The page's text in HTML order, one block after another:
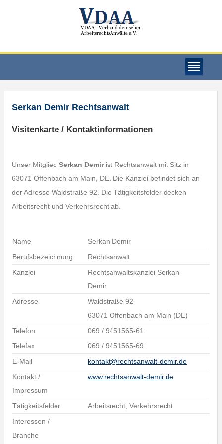
Serkan Demir Rechtsanwalt
Visitenkarte / Kontaktinformationen
Unser Mitglied Serkan Demirist Rechtsanwalt mit Sitz in
63071 Offenbach am Main, DE. Die Kanzlei befindet sich an
der Adresse Waldstraße 92. Die Tätigkeitsfelder decken
Arbeitsrecht und Verkehrsrecht ab.
Name
Serkan Demir
Berufsbezeichnung
Rechtsanwalt
Kanzlei
Rechtsanwaltskanzlei Serkan
Demir
Adresse
Waldstraße 92
63071 Offenbach am Main (DE)
Telefon
069 / 9451565-61
Telefax
069 / 9451565-69
E-Mail
kontakt@rechtsanwalt-demir.de
Kontakt /
Impressum
www.rechtsanwalt-demir.de
Tätigkeitsfelder
Arbeitsrecht, Verkehrsrecht
Interessen /
Branche